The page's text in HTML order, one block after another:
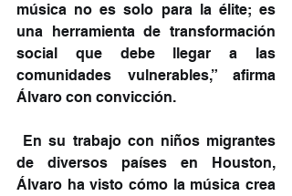
música no es solo para la élite; es
una herramienta de transformación
social que debe llegar a las
comunidades vulnerables,” afirma
Álvaro con convicción.
de diversos países en Houston,
Álvaro ha visto cómo la música crea